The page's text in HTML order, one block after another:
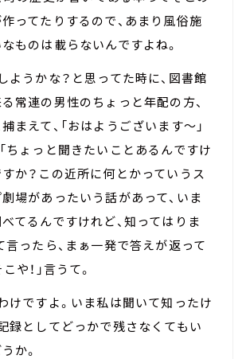
ってたりするので、あまり風俗施
ものは載らないんですよね。
ようかな？と思ってた時に、図書館
常連の男性のちょっと年配の方、
まえて、「おはようございます～」
ちょっと聞きたいことあるんですけ
か？この近所に何とかっていうス
場があったいう話があって、いま
てるんですけれど、知ってはりま
言ったら、まぁ一発で答えが返って
こや！」言うて。
けですよ。いま私は聞いて知ったけ
録としてどっかで残さなくてもい
か。